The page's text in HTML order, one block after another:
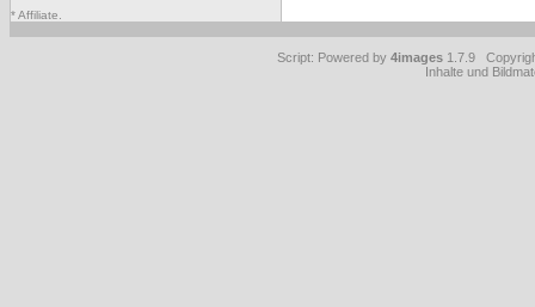
* Affiliate.
Script: Powered by 4images 1.7.9
Inhalte und